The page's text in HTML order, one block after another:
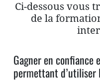
Ci-dessous vous
de la
Gagner en
permettant d’utiliser